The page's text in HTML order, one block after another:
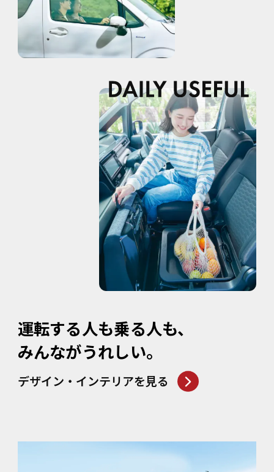
運転する人も乗る人も、
みんながうれしい。
デザイン・インテリアを見る